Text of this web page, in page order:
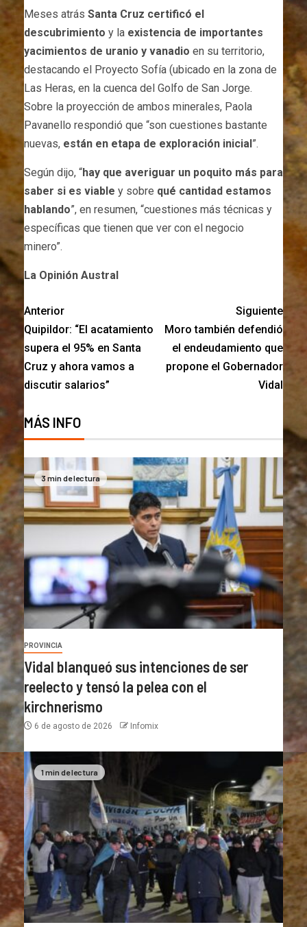
Meses atrás Santa Cruz certificó el
descubrimiento y la existencia de importantes
yacimientos de uranio y vanadio en su territorio,
destacando el Proyecto Sofía (ubicado en la zona de
Las Heras, en la cuenca del Golfo de San Jorge.
Sobre la proyección de ambos minerales, Paola
Pavanello respondió que “son cuestiones bastante
nuevas, están en etapa de exploración inicial”.
Según dijo, “hay que averiguar un poquito más para
saber si es viable y sobre qué cantidad estamos
hablando”, en resumen, “cuestiones más técnicas y
específicas que tienen que ver con el negocio
minero”.
La Opinión Austral
Anterior
Quipildor: “El acatamiento
supera el 95% en Santa
Cruz y ahora vamos a
discutir salarios”
Siguiente
Moro también defendió
el endeudamiento que
propone el Gobernador
Vidal
MÁS INFO
3 min de lectura
PROVINCIA
Vidal blanqueó sus intenciones de ser
reelecto y tensó la pelea con el
kirchnerismo
6 de agosto de 2026 Infomix
1 min de lectura